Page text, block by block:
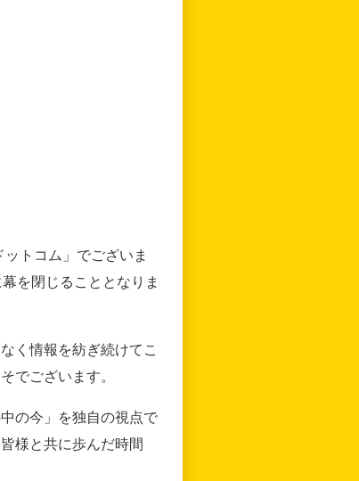
トコム」でございま
を閉じることとなりま
く情報を紡ぎ続けてこ
でございます。
の今」を独自の視点で
様と共に歩んだ時間